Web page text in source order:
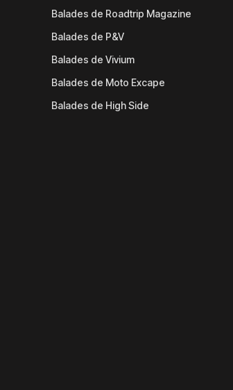
Balades de Roadtrip Magazine
Balades de P&V
Balades de Vivium
Balades de Moto Excape
Balades de High Side